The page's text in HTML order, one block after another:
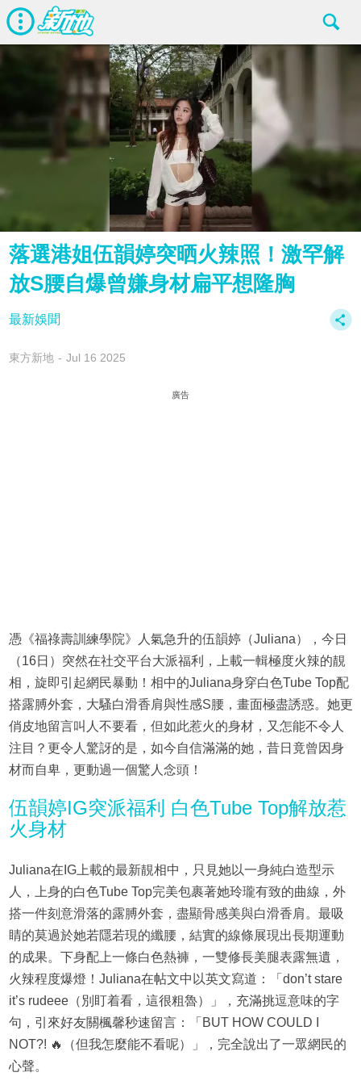
落選港姐伍韻婷突晒火辣照！激罕解
放S腰自爆曾嫌身材扁平想隆胸
最新娛聞
東方新地 Jul 16 2025
廣告
憑《福祿壽訓練學院》人氣急升的伍韻婷（Juliana），今日
（16日）突然在社交平台大派福利，上載一輯極度火辣的靚
相，旋即引起網民暴動！相中的Juliana身穿白色Tube Top配
搭露膊外套，大騷白滑香肩與性感S腰，畫面極盡誘惑。她更
俏皮地留言叫人不要看，但如此惹火的身材，又怎能不令人
注目？更令人驚訝的是，如今自信滿滿的她，昔日竟曾因身
材而自卑，更動過一個驚人念頭！
伍韻婷IG突派福利 白色Tube Top解放惹
火身材
Juliana在IG上載的最新靚相中，只見她以一身純白造型示
人，上身的白色Tube Top完美包裹著她玲瓏有致的曲線，外
搭一件刻意滑落的露膊外套，盡顯骨感美與白滑香肩。最吸
睛的莫過於她若隱若現的纖腰，結實的線條展現出長期運動
的成果。下身配上一條白色熱褲，一雙修長美腿表露無遺，
火辣程度爆燈！Juliana在帖文中以英文寫道：「don’t stare
it’s rudeee（別盯着看，這很粗魯）」，充滿挑逗意味的字
句，引來好友關楓馨秒速留言：「BUT HOW COULD I
NOT?! 🔥（但我怎麼能不看呢）」，完全說出了一眾網民的
心聲。